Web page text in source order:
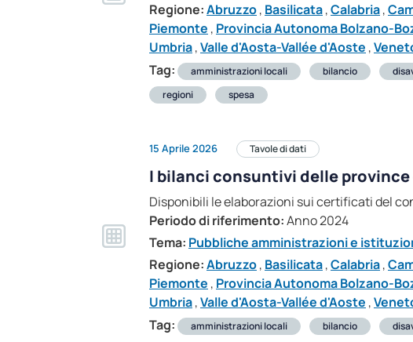
Regione:Abruzzo, Basilicata,Calabria,
Piemonte , Provincia Autonoma Bolzano-
Umbria,Valle d'Aosta-Vallée d'Aoste ,
Tag:
amministrazioni locali bilancio
regioni
spesa
15 Aprile 2026 Tavole di dati
I bilanci consuntivi delle
Disponibili le elaborazioni sui certificati del
Periodo di riferimento:Anno 2024
Tema: Pubbliche amministrazioni e
Regione:Abruzzo, Basilicata,Calabria,
Piemonte , Provincia Autonoma Bolzano-
Umbria,Valle d'Aosta-Vallée d'Aoste ,
Tag:
amministrazioni locali bilancio